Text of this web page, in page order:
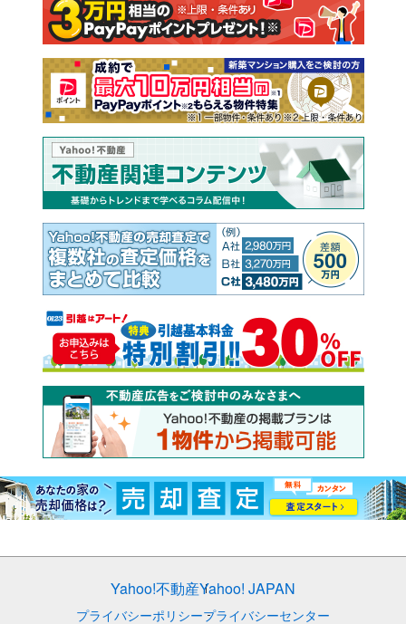
売却査定
Yahoo!不動産Yahoo! JAPAN
プライバシーポリシープライバシーセンター